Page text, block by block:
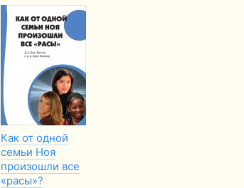
Как от одной
семьи Ноя
произошли все
«расы»?